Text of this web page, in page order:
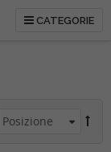
CATEGORIE